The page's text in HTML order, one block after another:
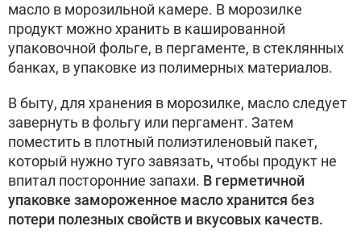
масло в морозильной камере. В морозилке
продукт можно хранить в кашированной
упаковочной фольге, в пергаменте, в стеклянных
банках, в упаковке из полимерных материалов.
В быту, для хранения в морозилке, масло следует
завернуть в фольгу или пергамент. Затем
поместить в плотный полиэтиленовый пакет,
который нужно туго завязать, чтобы продукт не
впитал посторонние запахи. В герметичной
упаковке замороженное масло хранится без
потери полезных свойств и вкусовых качеств.